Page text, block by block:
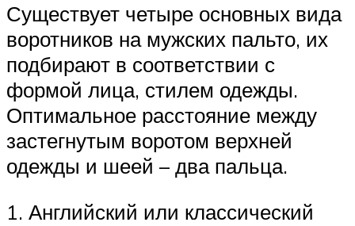
Существует четыре основных вида
воротников на мужских пальто, их
подбирают в соответствии с
формой лица, стилем одежды.
Оптимальное расстояние между
застегнутым воротом верхней
одежды и шеей – два пальца.
1. Английский или классический